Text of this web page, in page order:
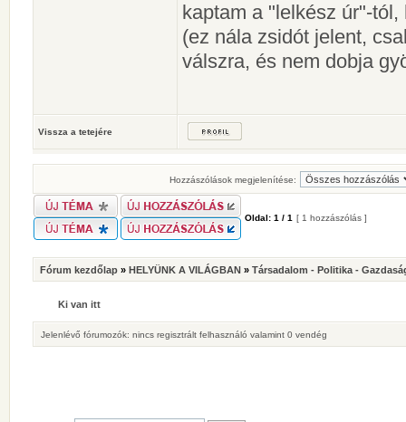
kaptam a "lelkész úr"-
(ez nála zsidót jelent,
válszra, és nem dobja
Vissza a tetejére
Hozzászólások megjelenítése:
Oldal: 1 / 1 [ 1 hozzászólás ]
Fórum kezdőlap » HELYÜNK A VILÁGBAN » Társadalom - Politika -
Ki van itt
Jelenlévő fórumozók: nincs regisztrált felhasználó valamint 0 vendég